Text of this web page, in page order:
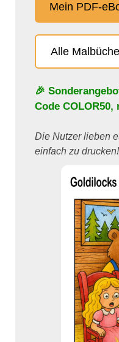
Mein PDF-
Alle
🎉
Code COLOR50,
Die Nutzer lieben
einfach zu